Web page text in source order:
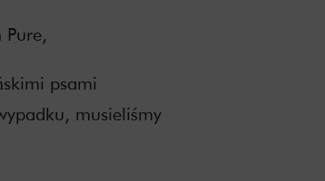
Pure,
psami
musieliśmy